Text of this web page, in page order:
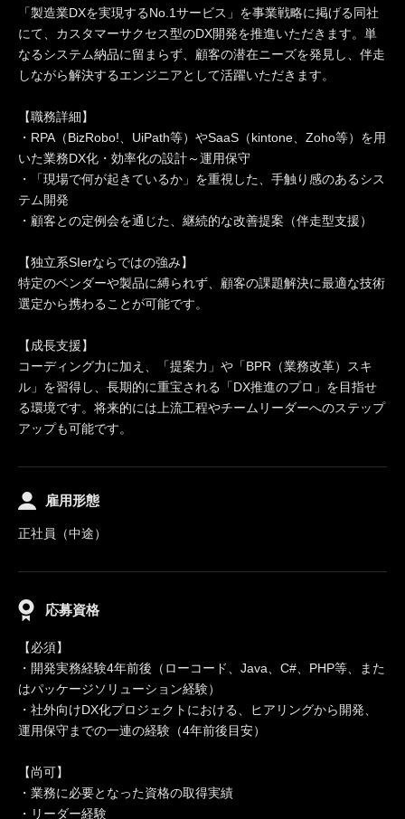
「製造業DXを実現するNo.1サービス」を事業戦略に掲げる同社
にて、カスタマーサクセス型のDX開発を推進いただきます。単
なるシステム納品に留まらず、顧客の潜在ニーズを発見し、伴走
しながら解決するエンジニアとして活躍いただきます。
【職務詳細】
・RPA（BizRobo!、UiPath等）やSaaS（kintone、Zoho等）を用
いた業務DX化・効率化の設計～運用保守
・「現場で何が起きているか」を重視した、手触り感のあるシス
テム開発
・顧客との定例会を通じた、継続的な改善提案（伴走型支援）
【独立系SIerならではの強み】
特定のベンダーや製品に縛られず、顧客の課題解決に最適な技術
選定から携わることが可能です。
【成長支援】
コーディング力に加え、「提案力」や「BPR（業務改革）スキ
ル」を習得し、長期的に重宝される「DX推進のプロ」を目指せ
る環境です。将来的には上流工程やチームリーダーへのステップ
アップも可能です。
雇用形態
正社員（中途）
応募資格
【必須】
・開発実務経験4年前後（ローコード、Java、C#、PHP等、また
はパッケージソリューション経験）
・社外向けDX化プロジェクトにおける、ヒアリングから開発、
運用保守までの一連の経験（4年前後目安）
【尚可】
・業務に必要となった資格の取得実績
・リーダー経験